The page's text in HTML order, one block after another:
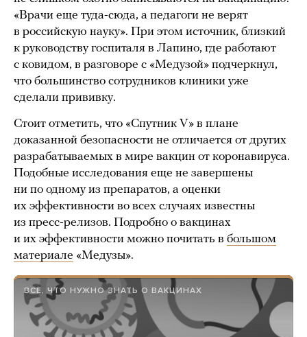
«Врачи еще туда-сюда, а педагоги не верят
в российскую науку». При этом источник, близкий
к руководству госпиталя в Лапино, где работают
с ковидом, в разговоре с «Медузой» подчеркнул,
что большинство сотрудников клиники уже
сделали прививку.
Стоит отметить, что «Спутник V» в плане
доказанной безопасности не отличается от других
разрабатываемых в мире вакцин от коронавируса.
Подобные исследования еще не завершены
ни по одному из препаратов, а оценки
их эффективности во всех случаях известны
из пресс-релизов. Подробно о вакцинах
и их эффективности можно почитать в большом
материале «Медузы».
ВСЕ, ЧТО НУЖНО ЗНАТЬ О ВАКЦИНАХ